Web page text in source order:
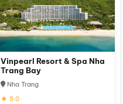
Vinpearl Resort & Spa Nha
Trang Bay
Nha Trang
★ 5.0